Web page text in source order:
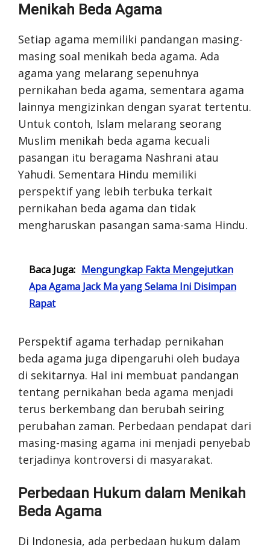
Menikah Beda Agama
Setiap agama memiliki pandangan masing-
masing soal menikah beda agama. Ada
agama yang melarang sepenuhnya
pernikahan beda agama, sementara agama
lainnya mengizinkan dengan syarat tertentu.
Untuk contoh, Islam melarang seorang
Muslim menikah beda agama kecuali
pasangan itu beragama Nashrani atau
Yahudi. Sementara Hindu memiliki
perspektif yang lebih terbuka terkait
pernikahan beda agama dan tidak
mengharuskan pasangan sama-sama Hindu.
Baca Juga: Mengungkap Fakta Mengejutkan
Apa Agama Jack Ma yang Selama Ini Disimpan
Rapat
Perspektif agama terhadap pernikahan
beda agama juga dipengaruhi oleh budaya
di sekitarnya. Hal ini membuat pandangan
tentang pernikahan beda agama menjadi
terus berkembang dan berubah seiring
perubahan zaman. Perbedaan pendapat dari
masing-masing agama ini menjadi penyebab
terjadinya kontroversi di masyarakat.
Perbedaan Hukum dalam Menikah
Beda Agama
Di Indonesia, ada perbedaan hukum dalam